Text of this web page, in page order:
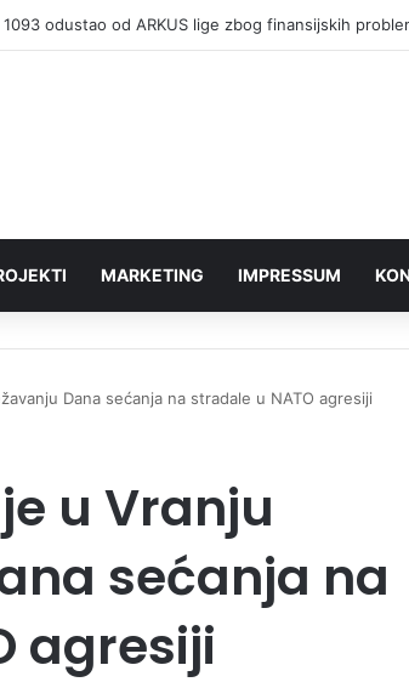
1093 odustao od ARKUS lige zbog finansijskih
MARKETING IMPRESSUM
Dana sećanja na stradale u NATO agresiji
u Vranju
sećanja na
agresiji